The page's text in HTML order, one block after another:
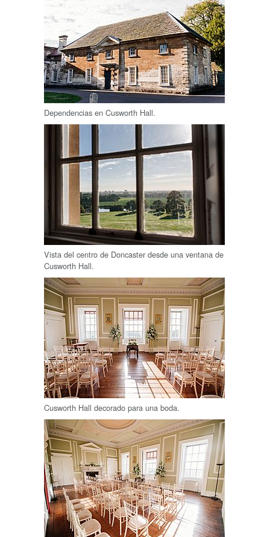
Dependencias en Cusworth Hall.
Vista del centro de Doncaster desde una ventana de
Cusworth Hall.
Cusworth Hall decorado para una boda.